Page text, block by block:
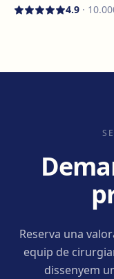
4.9 ·
Reserva una
equip de
dissenyem